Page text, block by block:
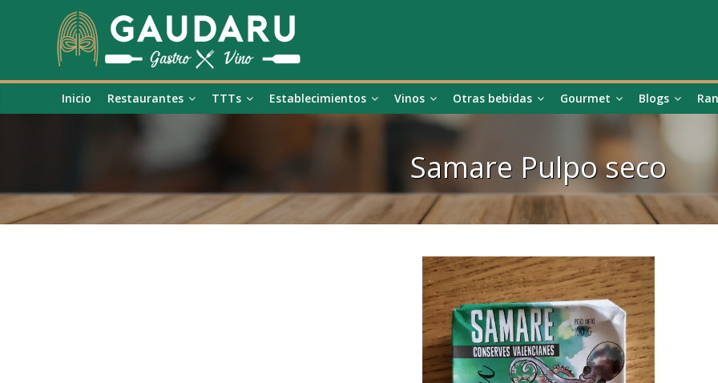
Inicio Restaurantes TTTs Establecimientos Vinos Otras bebidas Gourmet Blogs
Samare Pulpo seco